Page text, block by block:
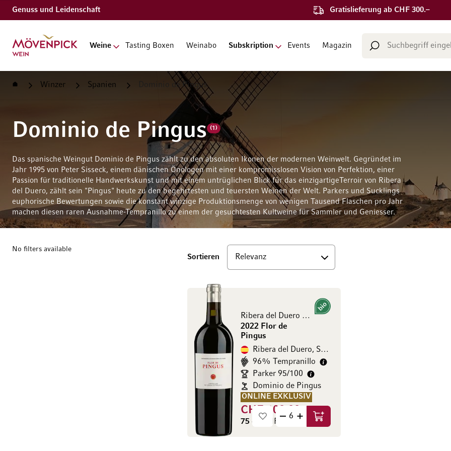
Genuss und Leidenschaft Gratislieferung ab CHF 300.–
Zur Startseite
Weine Tasting Boxen Weinabo Subskription Events Magazin
Suche
StartseiteWinzer Spanien Dominio de Pingus
Dominio de Pingus (1)
Das spanische Weingut Dominio de Pingus zählt zu den absoluten Ikonen der modernen Weinwelt. Gegründet im
Jahr 1995 von Peter Sisseck, einem dänischen Önologen mit einer kompromisslosen Vision von Perfektion, einer
Passion für traditionelle Handwerkskunst und mit einem untrüglichen Blick für das einzigartigeTerroir von Ribera
del Duero, zählt sein "Pingus" heute zu den begehrtesten und teuersten Weinen der Welt. Parkers und Sucklings
euphorische Bewertungen sowie die konstant winzige Produktionsmenge von wenigen Tausend Flaschen pro Jahr
machen diesen raren Ausnahme-Tempranillo zu einem der gesuchtesten Kultweine für Sammler und Geniesser.
No filters available
Sortieren
Ribera del Duero DO
2022 Flor de
Pingus
Bio
Ribera del Duero, Spanien
96% Tempranillo
Parker 95/100
Dominio de Pingus
ONLINE EXKLUSIV
CHF 109.00
75 cl (CHF 145.33 / l) In den Warenkorb